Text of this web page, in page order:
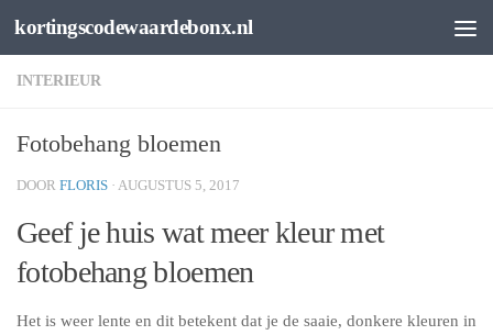
Spring naar de inhoud
kortingscodewaardebonx.nl
INTERIEUR
Fotobehang bloemen
DOOR FLORIS · AUGUSTUS 5, 2017
Geef je huis wat meer kleur met
fotobehang bloemen
Het is weer lente en dit betekent dat je de saaie, donkere kleuren in